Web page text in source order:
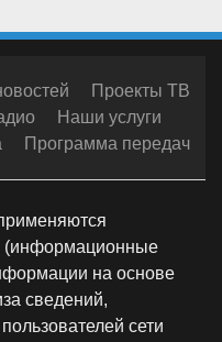
Проекты ТВ
Наши услуги
Программа передач
(информационные
на основе
сведений,
сети